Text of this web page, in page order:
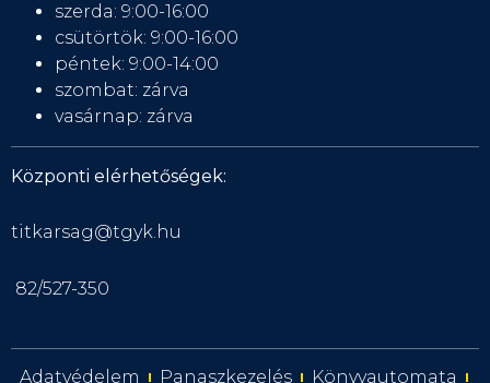
szerda: 9:00-16:00
csütörtök: 9:00-16:00
péntek: 9:00-14:00
szombat: zárva
vasárnap: zárva
Központi elérhetőségek:
titkarsag@tgyk.hu
82/527-350
Adatvédelem Panaszkezelés
Könyvautomata